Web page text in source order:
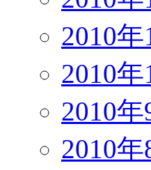
2010
2010
2010
2010